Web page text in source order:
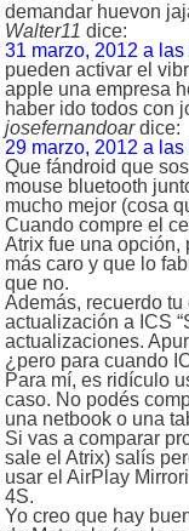
demandar huevon
Walter11 dice:
31 marzo, 2012 a las
pueden activar el
apple una empresa
haber ido todos con
josefernandoar dice:
29 marzo, 2012 a las
Que fándroid que
mouse bluetooth
mucho mejor (cosa
Cuando compre el
Atrix fue una opción,
más caro y que lo
que no.
Además, recuerdo
actualización a ICS
actualizaciones.
¿pero para cuando
Para mí, es ridículo
caso. No podés
una netbook o una
Si vas a comparar
sale el Atrix) salís
usar el AirPlay
4S.
Yo creo que hay